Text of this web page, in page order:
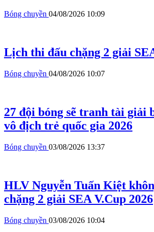
Bóng chuyền 04/08/2026 10:09
Lịch thi đấu chặng 2 giải
Bóng chuyền 04/08/2026 10:07
27 đội bóng sẽ tranh tài giải
vô địch trẻ quốc gia 2026
Bóng chuyền 03/08/2026 13:37
HLV Nguyễn Tuấn Kiệt
chặng 2 giải SEA V.Cup 2026
Bóng chuyền 03/08/2026 10:04